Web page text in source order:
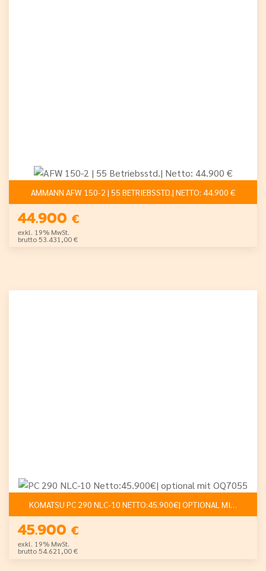
AMMANN AFW 150-2 | 55 BETRIEBSSTD.| NETTO: 44.900 €
44.900 €
exkl. 19% MwSt.
brutto 53.431,00 €
KOMATSU PC 290 NLC-10 NETTO:45.900€| OPTIONAL MIT
45.900 €
exkl. 19% MwSt.
brutto 54.621,00 €